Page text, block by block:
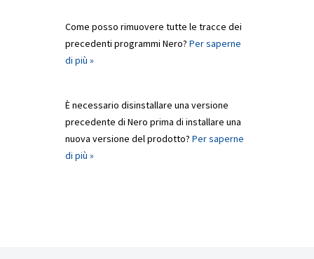
Come posso rimuovere tutte le tracce dei
precedenti programmi Nero? Per saperne
di più »
È necessario disinstallare una versione
precedente di Nero prima di installare una
nuova versione del prodotto? Per saperne
di più »